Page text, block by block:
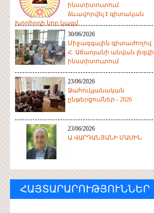
ինստիտուտում
ձևավորվել է գիտական
խորհրդի նոր կազմ
30/06/2026
Միջազգային գիտաժողով
Հ. Աճառյանի անվան լեզվի
ինստիտուտում
23/06/2026
Ջահուկյանական
ընթերցումներ - 2026
23/06/2026
Ա.ՎԱՐԴԱՆՅԱՆԻ ՄԱՍԻՆ
ՀԱՅՏԱՐԱՐՈՒԹՅՈՒՆՆԵՐ